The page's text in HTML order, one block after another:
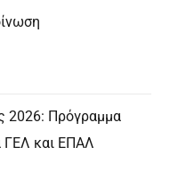
2026: Πρόγραμμα
ΓΕΛ και ΕΠΑΛ